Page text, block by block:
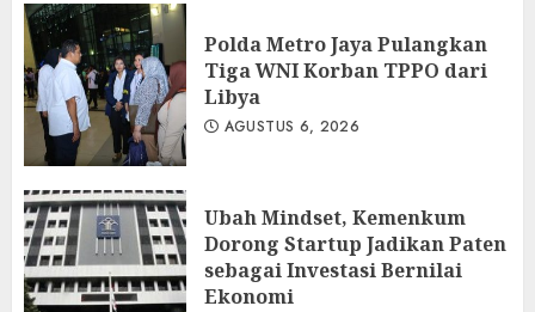
Polda Metro Jaya Pulangkan
Tiga WNI Korban TPPO dari
Libya
AGUSTUS 6, 2026
Ubah Mindset, Kemenkum
Dorong Startup Jadikan Paten
sebagai Investasi Bernilai
Ekonomi